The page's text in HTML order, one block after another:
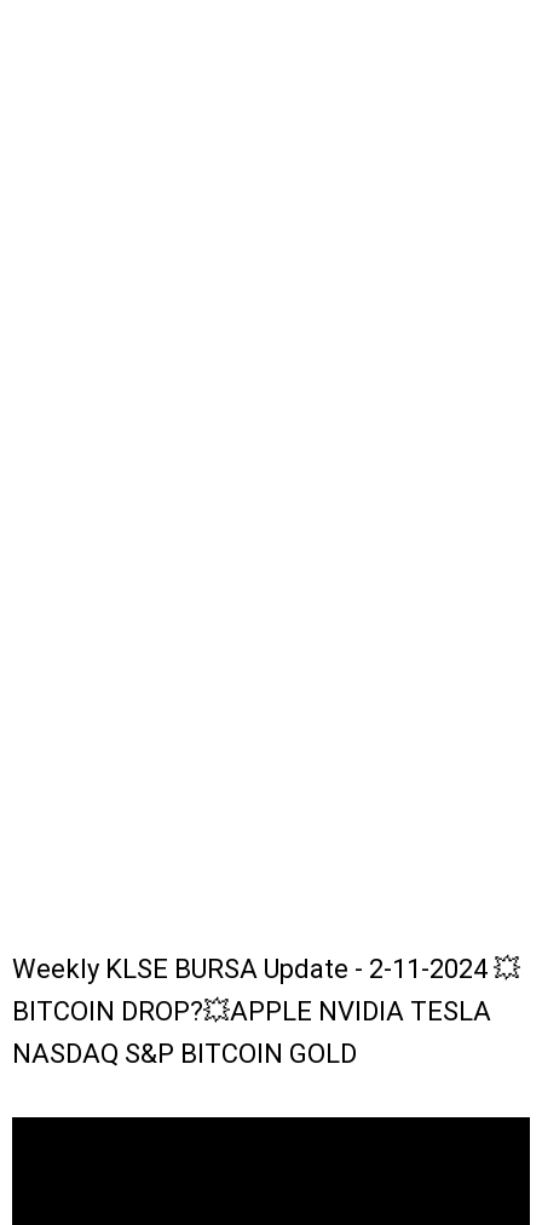
Weekly KLSE BURSA Update - 2-11-2024 💥
BITCOIN DROP?💥APPLE NVIDIA TESLA
NASDAQ S&P BITCOIN GOLD